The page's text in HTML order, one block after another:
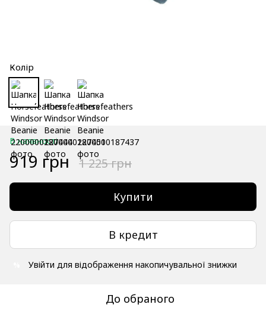
Колір
В наявності
919 грн 1 225 грн
Купити
В кредит
Увійти для відображення накопичувальної знижки
До обраного